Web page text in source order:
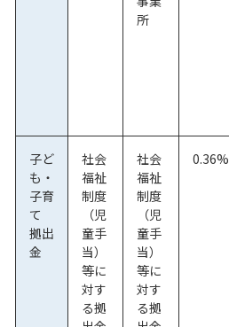
所
子ど
も・
子育
て
拠出
金
社会
福祉
制度
（児
童手
当）
等に
対す
る拠
社会
福祉
制度
（児
童手
当）
等に
対す
る拠
0.36%